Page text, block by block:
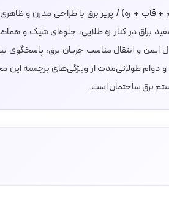
+ قاب + زه) / پریز برق با طراحی مدرن و
در کنار زه طلایی، جلوه‌ای شیک و
ایمن و انتقال مناسب جریان برق، پاسخگوی
و دوام طولانی‌مدت از ویژگی‌های برجسته
برق ساختمان است.